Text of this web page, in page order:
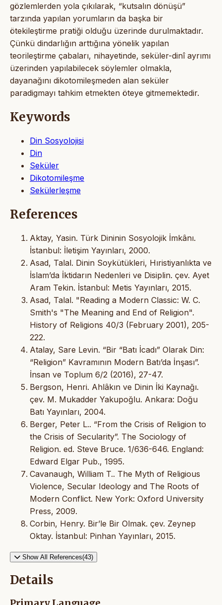
gözlemlerden yola çıkılarak, “kutsalın dönüşü”
tarzında yapılan yorumların da başka bir
ötekileştirme pratiği olduğu üzerinde durulmaktadır.
Çünkü dindarlığın arttığına yönelik yapılan
teorileştirme çabaları, nihayetinde, seküler-dinî ayrımı
üzerinden yapılabilecek söylemler olmakla,
dayanağını dikotomileşmeden alan seküler
paradigmayı tahkim etmekten öteye gitmemektedir.
Keywords
Din Sosyolojisi
Din
Seküler
Dikotomileşme
Sekülerleşme
References
Aktay, Yasin. Türk Dininin Sosyolojik İmkânı.
İstanbul: İletişim Yayınları, 2000.
Asad, Talal. Dinin Soykütükleri, Hıristiyanlıkta ve
İslam’da İktidarın Nedenleri ve Disiplin. çev. Ayet
Aram Tekin. İstanbul: Metis Yayınları, 2015.
Asad, Talal. "Reading a Modern Classic: W. C.
Smith's "The Meaning and End of Religion".
History of Religions 40/3 (February 2001), 205-
222.
Atalay, Sare Levin. “Bir “Batı İcadı” Olarak Din:
“Religion” Kavramının Modern Batı’da İnşası”.
İnsan ve Toplum 6/2 (2016), 27-47.
Bergson, Henri. Ahlâkın ve Dinin İki Kaynağı.
çev. M. Mukadder Yakupoğlu. Ankara: Doğu
Batı Yayınları, 2004.
Berger, Peter L.. “From the Crisis of Religion to
the Crisis of Secularity”. The Sociology of
Religion. ed. Steve Bruce. 1/636-646. England:
Edward Elgar Pub., 1995.
Cavanaugh, William T.. The Myth of Religious
Violence, Secular Ideology and The Roots of
Modern Conflict. New York: Oxford University
Press, 2009.
Corbin, Henry. Bir’le Bir Olmak. çev. Zeynep
Oktay. İstanbul: Pinhan Yayınları, 2015.
Show All References(43)
Details